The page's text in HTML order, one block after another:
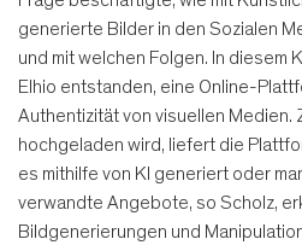
generierte Bilder in den Sozialen
und mit welchen Folgen. In diesem
Elhio entstanden, eine Online-
Authentizität von visuellen Medien.
hochgeladen wird, liefert die
es mithilfe von KI generiert oder
verwandte Angebote, so Scholz,
Bildgenerierungen und